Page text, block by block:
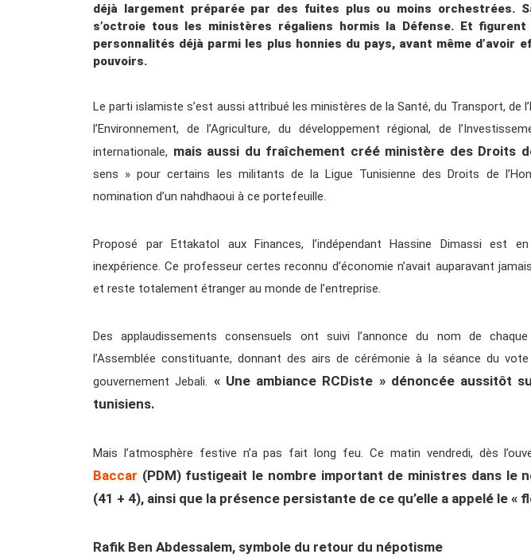
déjà largement préparée par des fuites plus ou moins orchestrées.
s’octroie tous les ministères régaliens hormis la Défense. Et
personnalités déjà parmi les plus honnies du pays, avant même d’avoir
pouvoirs.
Le parti islamiste s’est aussi attribué les ministères de la Santé, du Transport, de
l’Environnement, de l’Agriculture, du développement régional, de
internationale, mais aussi du fraîchement créé ministère des Droits
sens » pour certains les militants de la Ligue Tunisienne des Droits de
nomination d’un nahdhaoui à ce portefeuille.
Proposé par Ettakatol aux Finances, l’indépendant Hassine Dimassi est
inexpérience. Ce professeur certes reconnu d’économie n’avait auparavant
et reste totalement étranger au monde de l’entreprise.
Des applaudissements consensuels ont suivi l’annonce du nom de
l’Assemblée constituante, donnant des airs de cérémonie à la séance du
gouvernement Jebali. « Une ambiance RCDiste » dénoncée aussitôt
tunisiens.
Mais l’atmosphère festive n’a pas fait long feu. Ce matin vendredi, dès
Baccar (PDM) fustigeait le nombre important de ministres dans le
(41 + 4), ainsi que la présence persistante de ce qu’elle a appelé le «
Rafik Ben Abdessalem, symbole du retour du népotisme